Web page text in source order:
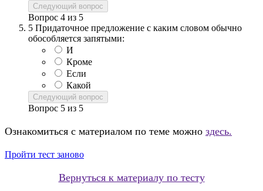
Следующий вопрос
Вопрос 4 из 5
5 Придаточное предложение с каким словом обычно
обособляется запятыми:
И
Кроме
Если
Какой
Следующий вопрос
Вопрос 5 из 5
Ознакомиться с материалом по теме можно здесь.
Пройти тест заново
Вернуться к материалу по тесту